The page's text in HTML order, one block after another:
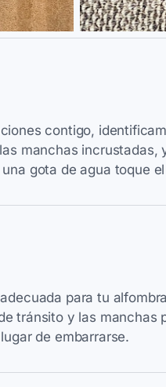
contigo,
manchas incrustadas,
gota de agua toque
para tu
tránsito y las manchas
de embarrarse.